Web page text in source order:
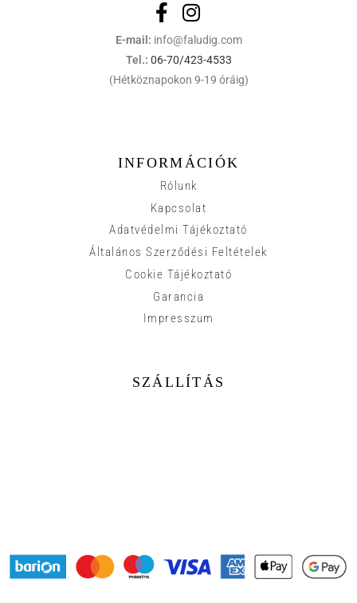
E-mail: info@faludig.com
Tel.: 06-70/423-4533
(Hétköznapokon 9-19 óráig)
INFORMÁCIÓK
Rólunk
Kapcsolat
Adatvédelmi Tájékoztató
Általános Szerződési Feltételek
Cookie Tájékoztató
Garancia
Impresszum
SZÁLLÍTÁS